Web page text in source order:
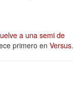
a una semi de
primero en Versus.